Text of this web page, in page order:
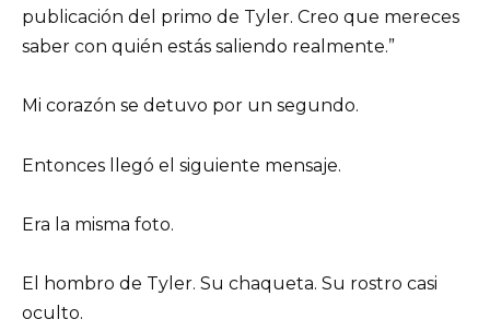
publicación del primo de Tyler. Creo que mereces
saber con quién estás saliendo realmente.”
Mi corazón se detuvo por un segundo.
Entonces llegó el siguiente mensaje.
Era la misma foto.
El hombro de Tyler. Su chaqueta. Su rostro casi
oculto.